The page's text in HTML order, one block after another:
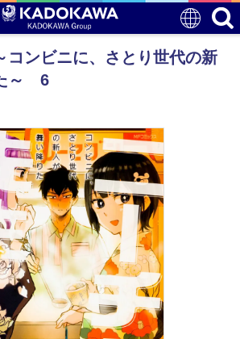
コンビニに、さとり世代の新
～ 6